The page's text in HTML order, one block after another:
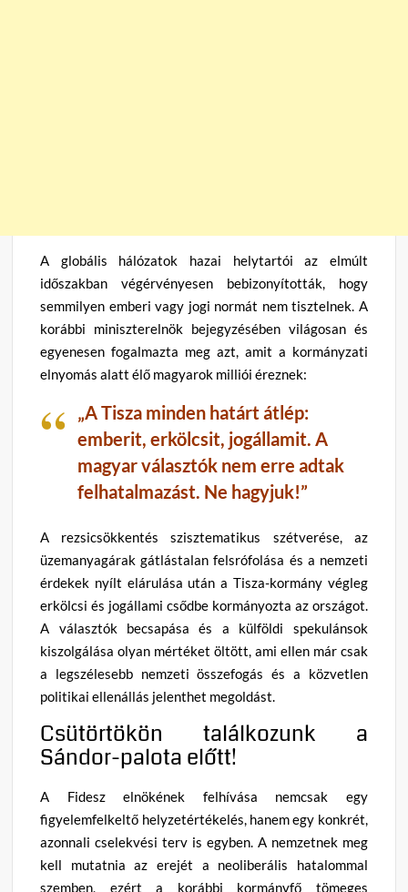
A globális hálózatok hazai helytartói az elmúlt
időszakban végérvényesen bebizonyították, hogy
semmilyen emberi vagy jogi normát nem tisztelnek. A
korábbi miniszterelnök bejegyzésében világosan és
egyenesen fogalmazta meg azt, amit a kormányzati
elnyomás alatt élő magyarok milliói éreznek:
„A Tisza minden határt átlép:
emberit, erkölcsit, jogállamit. A
magyar választók nem erre adtak
felhatalmazást. Ne hagyjuk!”
A rezsicsökkentés szisztematikus szétverése, az
üzemanyagárak gátlástalan felsrófolása és a nemzeti
érdekek nyílt elárulása után a Tisza-kormány végleg
erkölcsi és jogállami csődbe kormányozta az országot.
A választók becsapása és a külföldi spekulánsok
kiszolgálása olyan mértéket öltött, ami ellen már csak
a legszélesebb nemzeti összefogás és a közvetlen
politikai ellenállás jelenthet megoldást.
Csütörtökön találkozunk a
Sándor-palota előtt!
A Fidesz elnökének felhívása nemcsak egy
figyelemfelkeltő helyzetértékelés, hanem egy konkrét,
azonnali cselekvési terv is egyben. A nemzetnek meg
kell mutatnia az erejét a neoliberális hatalommal
szemben, ezért a korábbi kormányfő tömeges